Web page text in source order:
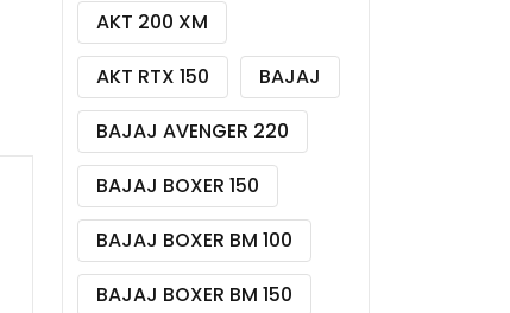
AKT 200 XM
AKT RTX 150
BAJAJ
BAJAJ AVENGER 220
BAJAJ BOXER 150
BAJAJ BOXER BM 100
BAJAJ BOXER BM 150